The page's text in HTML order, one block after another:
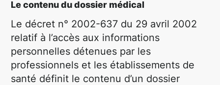
Le contenu du dossier médical
Le décret n° 2002-637 du 29 avril 2002
relatif à l’accès aux informations
personnelles détenues par les
professionnels et les établissements de
santé définit le contenu d’un dossier